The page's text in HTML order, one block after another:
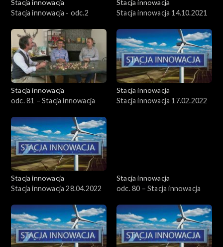
Stacja innowacja
Stacja innowacja - odc.2
Stacja innowacja
Stacja innowacja 14.10.2021
Stacja innowacja
odc. 81 – Stacja innowacja
Stacja innowacja
Stacja innowacja 17.02.2022
Stacja innowacja
Stacja innowacja 28.04.2022
Stacja innowacja
odc. 80 – Stacja innowacja